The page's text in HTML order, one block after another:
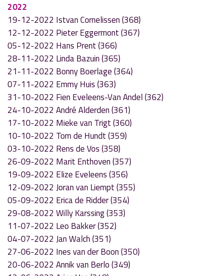
2022
19-12-2022 Istvan Cornelissen (368)
12-12-2022 Pieter Eggermont (367)
05-12-2022 Hans Prent (366)
28-11-2022 Linda Bazuin (365)
21-11-2022 Bonny Boerlage (364)
07-11-2022 Emmy Huis (363)
31-10-2022 Fien Eveleens-Van Andel (362)
24-10-2022 André Alderden (361)
17-10-2022 Mieke van Trigt (360)
10-10-2022 Tom de Hundt (359)
03-10-2022 Rens de Vos (358)
26-09-2022 Marit Enthoven (357)
19-09-2022 Elize Eveleens (356)
12-09-2022 Joran van Liempt (355)
05-09-2022 Erica de Ridder (354)
29-08-2022 Willy Karssing (353)
11-07-2022 Leo Bakker (352)
04-07-2022 Jan Walch (351)
27-06-2022 Ines van der Boon (350)
20-06-2022 Annik van Berlo (349)